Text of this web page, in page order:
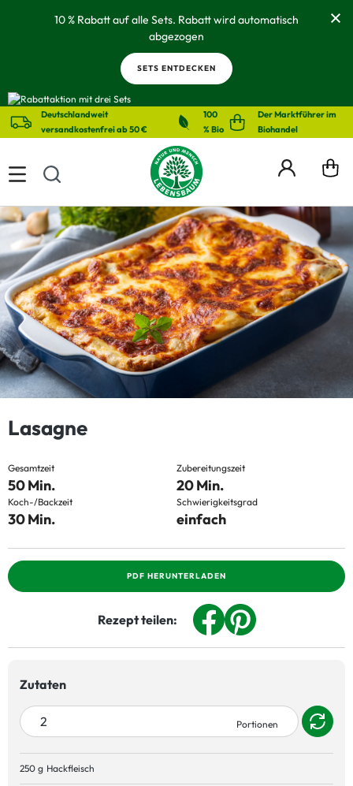
springen10 % Rabatt auf alle Sets. Rabatt wird automatisch
abgezogen
SETS ENTDECKEN
Deutschlandweit
versandkostenfrei ab 50 €
100
% Bio
Der Marktführer im
Biohandel
Lasagne
Gesamtzeit
50 Min.
Zubereitungszeit
20 Min.
Koch-/Backzeit
30 Min.
Schwierigkeitsgrad
einfach
PDF HERUNTERLADEN
Rezept teilen:
Zutaten
250 g Hackfleisch